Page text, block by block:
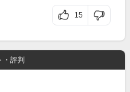
15
・評判